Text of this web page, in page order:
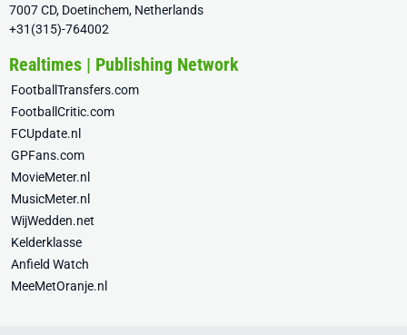
7007 CD, Doetinchem, Netherlands
+31(315)-764002
Realtimes | Publishing Network
FootballTransfers.com
FootballCritic.com
FCUpdate.nl
GPFans.com
MovieMeter.nl
MusicMeter.nl
WijWedden.net
Kelderklasse
Anfield Watch
MeeMetOranje.nl